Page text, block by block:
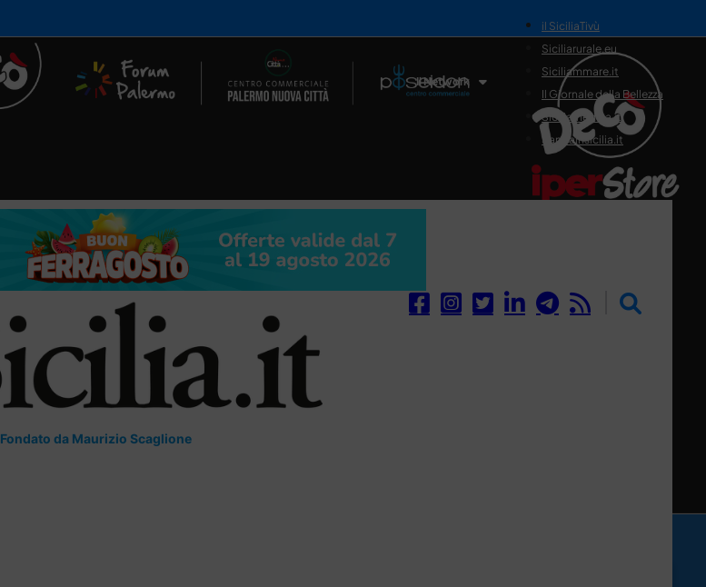
Il Network
il SiciliaTivù
Siciliarurale.eu
Siciliammare.it
Il Giornale della Bellezza
Siciliamedica.it
Sanitainsicilia.it
Fondato da Maurizio Scaglione